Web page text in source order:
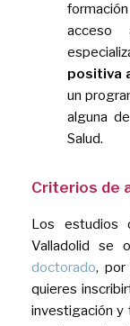
acceso
positiva
un
alguna
Salud.
Criterios de
Los estudios
Valladolid se
doctorado, por
quieres
investigación y